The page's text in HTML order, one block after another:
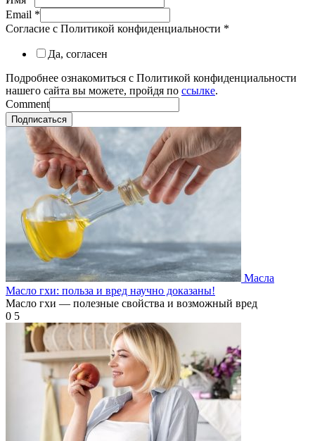
Email *
Согласие с Политикой конфиденциальности *
Да, согласен
Подробнее ознакомиться с Политикой конфиденциальности
нашего сайта вы можете, пройдя по ссылке.
Comment
Подписаться
Масла
Масло гхи: польза и вред научно доказаны!
Масло гхи — полезные свойства и возможный вред
0 5